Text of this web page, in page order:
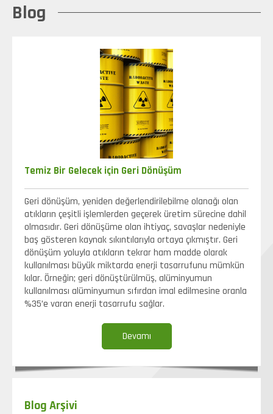
Blog
Temiz Bir Gelecek için Geri Dönüşüm
Geri dönüşüm, yeniden değerlendirilebilme olanağı olan
atıkların çeşitli işlemlerden geçerek üretim sürecine dahil
olmasıdır. Geri dönüşüme olan ihtiyaç, savaşlar nedeniyle
baş gösteren kaynak sıkıntılarıyla ortaya çıkmıştır. Geri
dönüşüm yoluyla atıkların tekrar ham madde olarak
kullanılması büyük miktarda enerji tasarrufunu mümkün
kılar. Örneğin; geri dönüştürülmüş, alüminyumun
kullanılması alüminyumun sıfırdan imal edilmesine oranla
%35’e varan enerji tasarrufu sağlar.
Devamı
Blog Arşivi